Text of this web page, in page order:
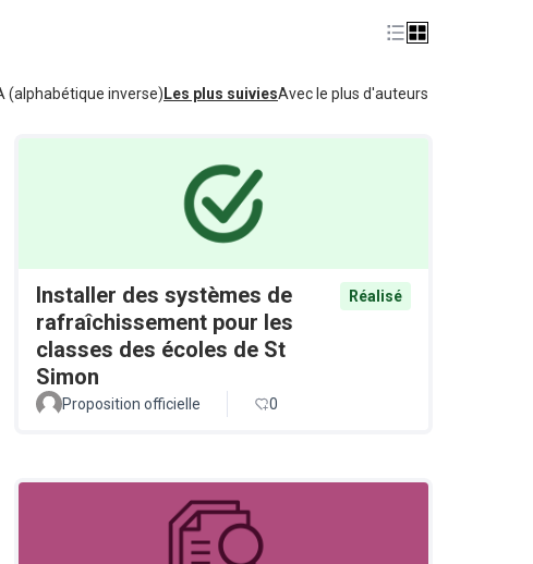
(alphabétique inverse) Les plus suiviesAvec le plus d'auteurs
Installer des systèmes de
rafraîchissement pour les
classes des écoles de St
Simon
Réalisé
Proposition officielle 0